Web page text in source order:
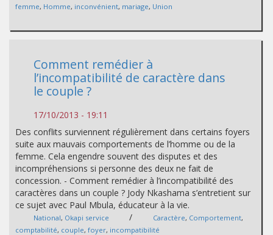
femme, Homme, inconvénient, mariage, Union
Comment remédier à
l’incompatibilité de caractère dans
le couple ?
17/10/2013 - 19:11
Des conflits surviennent régulièrement dans certains foyers
suite aux mauvais comportements de l’homme ou de la
femme. Cela engendre souvent des disputes et des
incompréhensions si personne des deux ne fait de
concession. - Comment remédier à l’incompatibilité des
caractères dans un couple ? Jody Nkashama s’entretient sur
ce sujet avec Paul Mbula, éducateur à la vie.
National, Okapi service / Caractère, Comportement,
comptabilité, couple, foyer, incompatibilité